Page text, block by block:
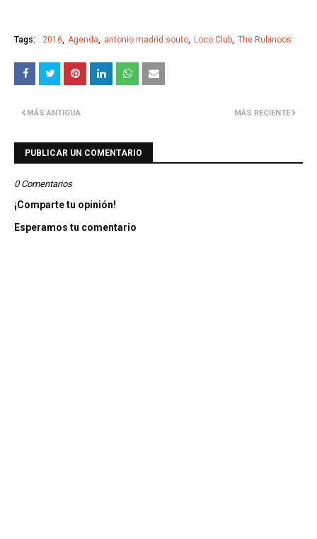
Tags: 2016 Agenda antonio madrid souto Loco Club The Rubinoos
MÁS RECIENTE
MÁS ANTIGUA
PUBLICAR UN COMENTARIO
0 Comentarios
¡Comparte tu opinión!
Esperamos tu comentario